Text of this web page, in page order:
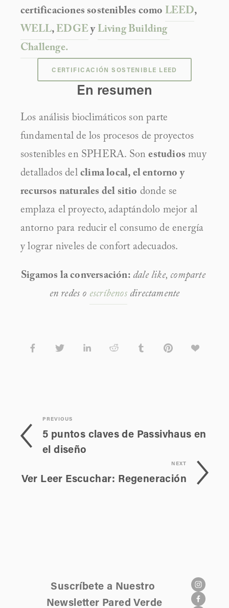
certificaciones sostenibles como LEED
WELL, EDGE y Living Building
Challenge.
CERTIFICACIÓN SOSTENIBLE LEED
En resumen
Los análisis bioclimáticos son parte
fundamental de los procesos de proyectos
sostenibles en SPHERA. Son estudios muy
detallados del clima local, el entorno y
recursos naturales del sitio donde se
emplaza el proyecto, adaptándolo mejor al
antorno para reducir el consumo de energía
y lograr niveles de confort adecuados.
Sigamos la conversación:dale like, comparte
en redes o escríbenos directamente
PREVIOUS
5 puntos claves de Passivhaus en
el diseño
NEXT
Ver Leer Escuchar: Regeneración
Suscríbete a Nuestro
Newsletter Pared Verde